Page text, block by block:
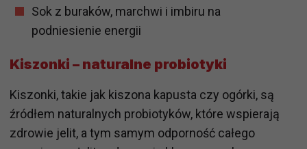
Sok z buraków, marchwi i imbiru na
podniesienie energii
Kiszonki – naturalne probiotyki
Kiszonki, takie jak kiszona kapusta czy ogórki, są
źródłem naturalnych probiotyków, które wspierają
zdrowie jelit, a tym samym odporność całego